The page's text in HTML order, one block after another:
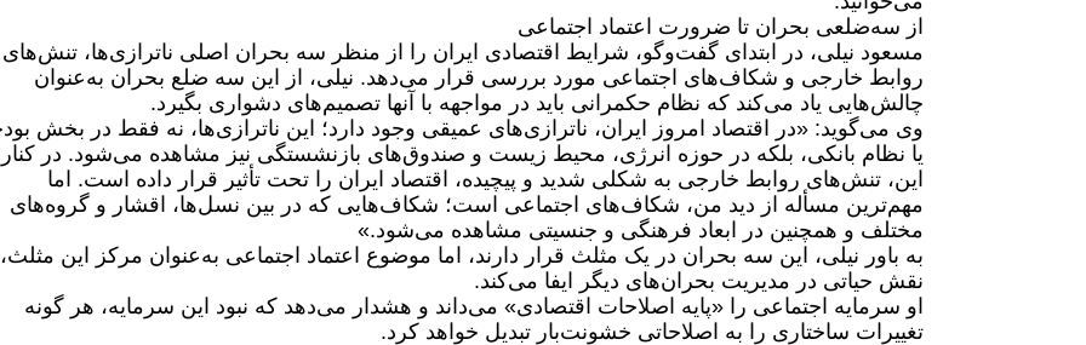
از سه‌ضلعی بحران تا ضرورت اعتماد اجتماعی
مسعود نیلی، در ابتدای گفت‌وگو، شرایط اقتصادی ایران را از منظر سه بحران اصلی ناترازی‌ها، تنش‌های
روابط خارجی و شکاف‌های اجتماعی مورد بررسی قرار می‌دهد. نیلی، از این سه ضلع بحران به‌عنوان
چالش‌هایی یاد می‌کند که نظام حکمرانی باید در مواجهه با آنها تصمیم‌های دشواری بگیرد.
وی می‌گوید: «در اقتصاد امروز ایران، ناترازی‌های عمیقی وجود دارد؛ این ناترازی‌ها، نه فقط در بخش
یا نظام بانکی، بلکه در حوزه انرژی، محیط زیست و صندوق‌های بازنشستگی نیز مشاهده می‌شود. در کنار
این، تنش‌های روابط خارجی به شکلی شدید و پیچیده، اقتصاد ایران را تحت تأثیر قرار داده است. اما
مهم‌ترین مسأله از دید من، شکاف‌های اجتماعی است؛ شکاف‌هایی که در بین نسل‌ها، اقشار و گروه‌های
مختلف و همچنین در ابعاد فرهنگی و جنسیتی مشاهده می‌شود.»
به باور نیلی، این سه بحران در یک مثلث قرار دارند، اما موضوع اعتماد اجتماعی به‌عنوان مرکز این مثلث،
نقش حیاتی در مدیریت بحران‌های دیگر ایفا می‌کند.
او سرمایه اجتماعی را «پایه اصلاحات اقتصادی» می‌داند و هشدار می‌دهد که نبود این سرمایه، هر گونه
تغییرات ساختاری را به اصلاحاتی خشونت‌بار تبدیل خواهد کرد.